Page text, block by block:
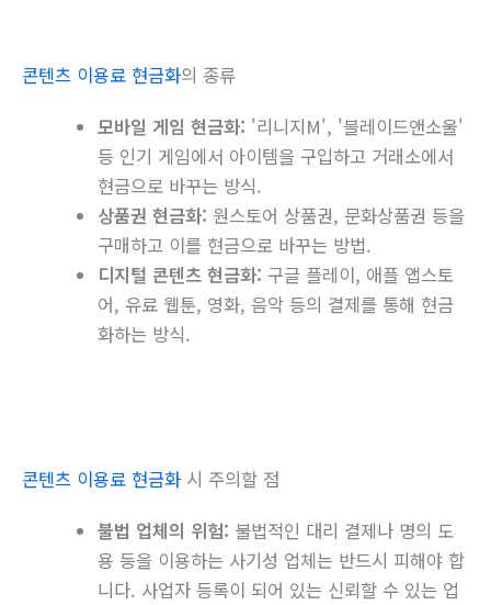
콘텐츠 이용료 현금화의 종류
모바일 게임 현금화: '리니지M', '블레이드앤소울'
등 인기 게임에서 아이템을 구입하고 거래소에서
현금으로 바꾸는 방식.
상품권 현금화: 원스토어 상품권, 문화상품권 등을
구매하고 이를 현금으로 바꾸는 방법.
디지털 콘텐츠 현금화: 구글 플레이, 애플 앱스토
어, 유료 웹툰, 영화, 음악 등의 결제를 통해 현금
화하는 방식.
콘텐츠 이용료 현금화 시 주의할 점
불법 업체의 위험: 불법적인 대리 결제나 명의 도
용 등을 이용하는 사기성 업체는 반드시 피해야 합
니다. 사업자 등록이 되어 있는 신뢰할 수 있는 업